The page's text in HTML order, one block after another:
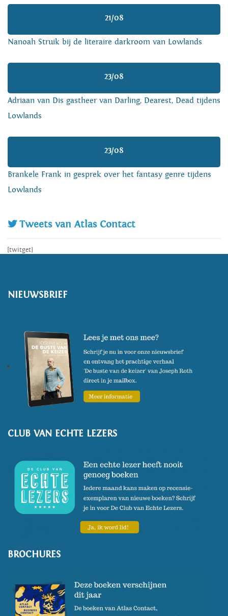
21/08
Nanoah Struik bij de literaire darkroom van Lowlands
23/08
Adriaan van Dis gastheer van Darling, Dearest, Dead tijdens
Lowlands
23/08
Brankele Frank in gesprek over het fantasy genre tijdens
Lowlands
Tweets van Atlas Contact
[twitget]
NIEUWSBRIEF
CLUB VAN ECHTE LEZERS
BROCHURES